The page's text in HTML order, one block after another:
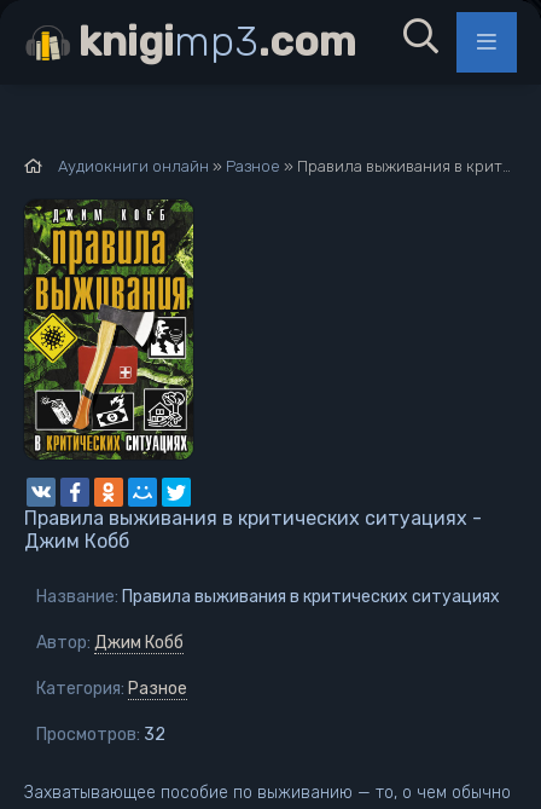
Аудиокниги онлайн » Разное » Правила выживания в критических ситуациях - Джим Кобб
Правила выживания в критических ситуациях -
Джим Кобб
Название: Правила выживания в критических ситуациях
Автор: Джим Кобб
Категория: Разное
Просмотров: 32
Захватывающее пособие по выживанию — то, о чем обычно
knigimp3.com